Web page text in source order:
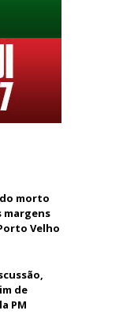
morto
margens
Velho
de
PM